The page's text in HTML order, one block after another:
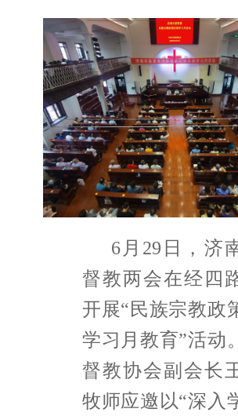
6月29日，济
督教两会在经四
开展“民族宗教政
学习月教育”活动
督教协会副会长
牧师应邀以“深入